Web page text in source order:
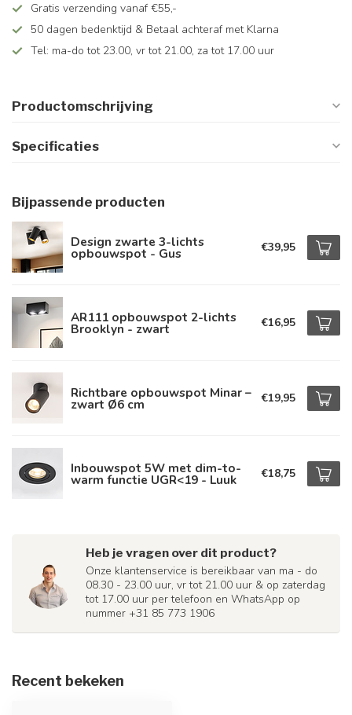
Gratis verzending vanaf €55,-
50 dagen bedenktijd & Betaal achteraf met Klarna
Tel: ma-do tot 23.00, vr tot 21.00, za tot 17.00 uur
Productomschrijving
Specificaties
Bijpassende producten
Design zwarte 3-lichts
opbouwspot - Gus €39,95
AR111 opbouwspot 2-lichts
Brooklyn - zwart €16,95
Richtbare opbouwspot Minar –
zwart Ø6 cm €19,95
Inbouwspot 5W met dim-to-
warm functie UGR<19 - Luuk €18,75
Heb je vragen over dit product?
Onze klantenservice is bereikbaar van ma - do
08.30 - 23.00 uur, vr tot 21.00 uur & op zaterdag
tot 17.00 uur per telefoon en WhatsApp op
nummer +31 85 773 1906
Recent bekeken